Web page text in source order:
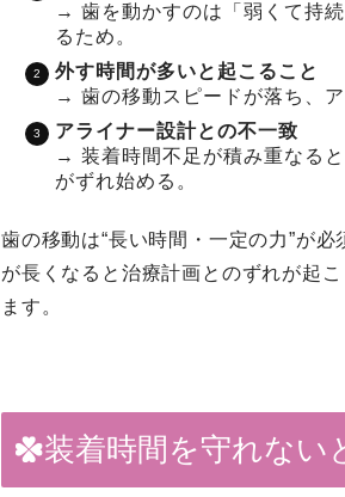
→ 歯を動かすのは「弱くて持
るため。
外す時間が多いと起こること
→ 歯の移動スピードが落ち、
アライナー設計との不一致
→ 装着時間不足が積み重なる
がずれ始める。
歯の移動は“長い時間・一定の力”が
が長くなると治療計画とのずれが起
ます。
装着時間を守れない